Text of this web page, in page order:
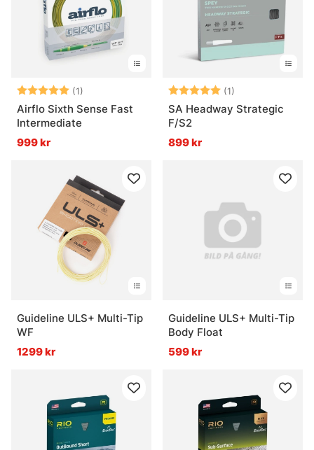
Betyg: (1)
5.0 utav 5 stjärnor
Airflo Sixth Sense Fast
Intermediate
999 kr
Betyg: (1)
SA Headway Strategic
F/S2
899 kr
Guideline ULS+ Multi-Tip
WF
1299 kr
Guideline ULS+ Multi-Tip
Body Float
599 kr